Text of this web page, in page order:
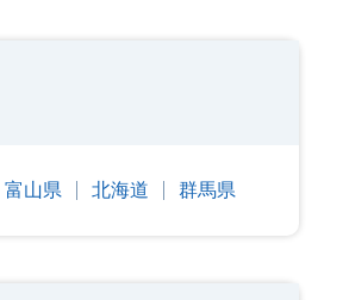
富山県 北海道 群馬県